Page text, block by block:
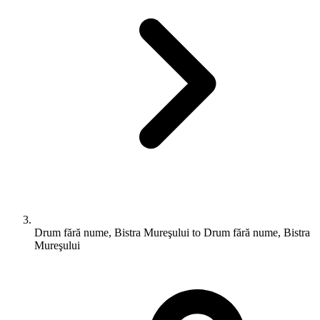
Drum fără nume, Bistra Mureşului to Drum fără nume, Bistra
Mureşului